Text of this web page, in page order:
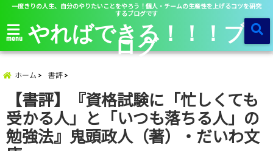
一度きりの人生、自分のやりたいことをやろう！個人・チームの生産性を上げるコツを研究
するブログです
menu やればできる！！！ブ
ログ
ホーム 書評
【書評】『資格試験に「忙しくても
受かる人」と「いつも落ちる人」の
勉強法』鬼頭政人（著）・だいわ文